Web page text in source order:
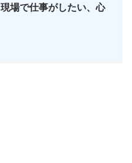
場で仕事がしたい、心